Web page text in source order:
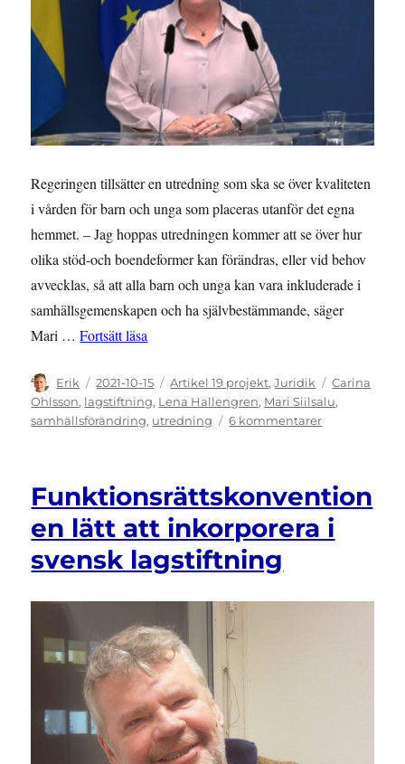
Regeringen tillsätter en utredning som ska se över kvaliteten
i vården för barn och unga som placeras utanför det egna
hemmet. – Jag hoppas utredningen kommer att se över hur
olika stöd-och boendeformer kan förändras, eller vid behov
avvecklas, så att alla barn och unga kan vara inkluderade i
samhällsgemenskapen och ha självbestämmande, säger
Mari …Fortsätt läsa
Författare
Erik
Publicerat
den
2021-10-15 Kategorier
Artikel 19 projekt,Juridik Etiketter
Carina
Ohlsson, lagstiftning, Lena Hallengren, Mari Siilsalu,
samhällsförändring, utredning 6 kommentarertill
och
unga
Funktionsrättskonvention
en lätt att inkorporera i
svensk lagstiftning